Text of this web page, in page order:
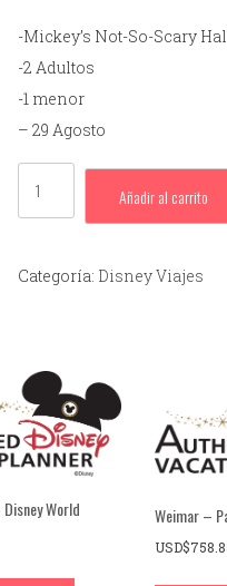
-Mickey’s Not-So-Scary
-2 Adultos
-1 menor
– 29 Agosto
Añadir al carrito
Categoría: Disney Viajes
World Weimar –
USD$